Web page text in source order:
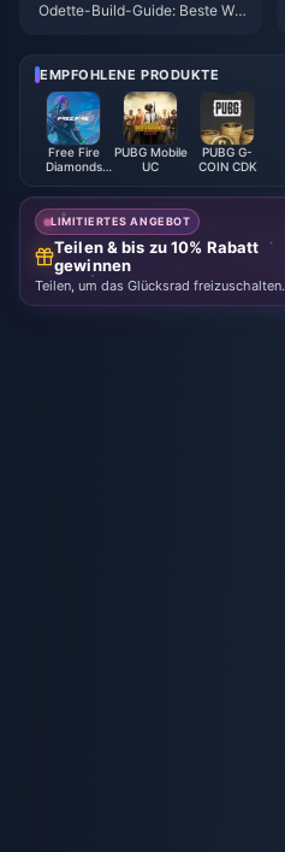
Odette-Build-Guide: Beste Waf
EMPFOHLENE PRODUKTE
Free Fire
Diamonds
PUBG Mobile
UC
PUBG G-
COIN CDK
LIMITIERTES ANGEBOT
Teilen & bis zu 10% Rabatt
gewinnen
Teilen, um das Glücksrad freizuschalten.